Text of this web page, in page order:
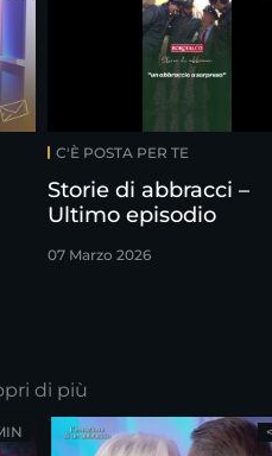
C'È POSTA PER TE
Storie di abbracci –
Ultimo episodio
07 Marzo 2026
di più